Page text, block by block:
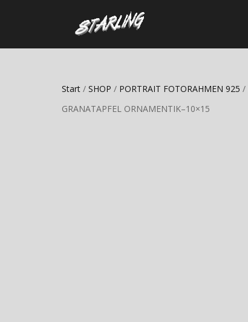
Start / SHOP / PORTRAIT FOTORAHMEN 925 /
GRANATAPFEL ORNAMENTIK–10×15